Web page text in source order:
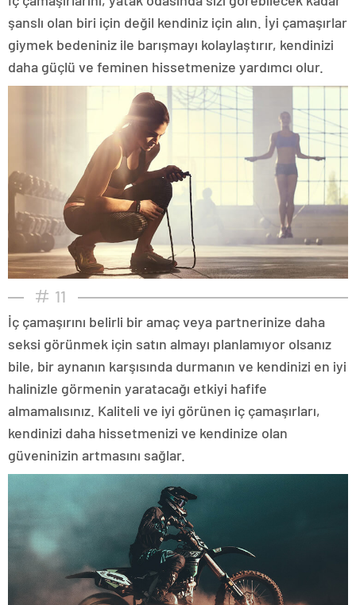
şanslı olan biri için değil kendiniz için alın. İyi çamaşırlar
giymek bedeniniz ile barışmayı kolaylaştırır, kendinizi
daha güçlü ve feminen hissetmenize yardımcı olur.
11
İç çamaşırını belirli bir amaç veya partnerinize daha
seksi görünmek için satın almayı planlamıyor olsanız
bile, bir aynanın karşısında durmanın ve kendinizi en iyi
halinizle görmenin yaratacağı etkiyi hafife
almamalısınız. Kaliteli ve iyi görünen iç çamaşırları,
kendinizi daha hissetmenizi ve kendinize olan
güveninizin artmasını sağlar.